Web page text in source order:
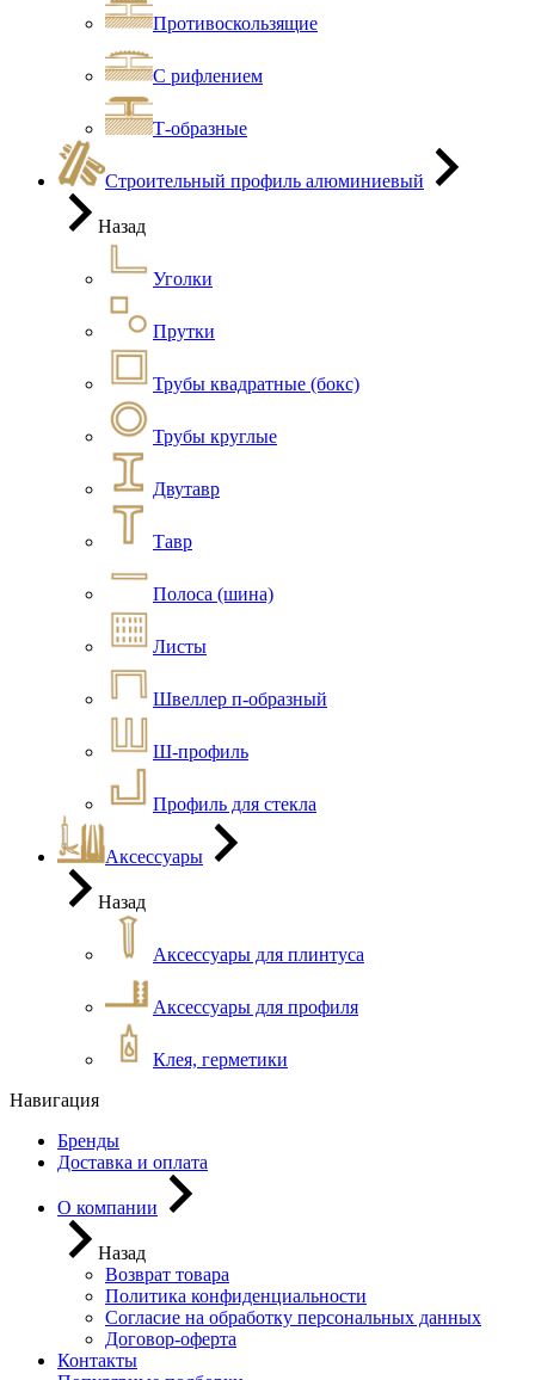
Противоскользящие
С рифлением
Т-образные
Строительный профиль алюминиевый
Назад
Уголки
Прутки
Трубы квадратные (бокс)
Трубы круглые
Двутавр
Тавр
Полоса (шина)
Листы
Швеллер п-образный
Ш-профиль
Профиль для стекла
Аксессуары
Назад
Аксессуары для плинтуса
Аксессуары для профиля
Клея, герметики
Навигация
Бренды
Доставка и оплата
О компании
Назад
Возврат товара
Политика конфиденциальности
Согласие на обработку персональных данных
Договор-оферта
Контакты